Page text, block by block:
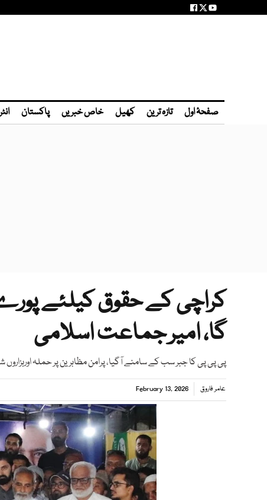
صفحۂ اول تازہ ترین کھیل خاص خبریں پاکستان
کراچی کے حقوق کیلئے
گا، امیر جماعت اسلامی
پی پی پی کا جبر سب کے سامنے آگیا، پرامن مظاہرین پر حملہ
عامر فاروق February 13, 2026